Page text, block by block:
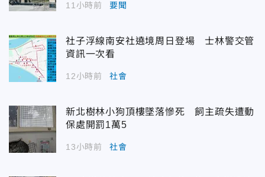
11小時前 要聞
社子浮線南安社遶境周日登場 士林警交管
資訊一次看
12小時前 社會
新北樹林小狗頂樓墜落慘死 飼主疏失遭動
保處開罰1萬5
13小時前 社會